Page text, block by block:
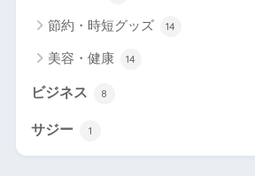
節約・時短グッズ 14
美容・健康 14
ビジネス 8
サジー 1